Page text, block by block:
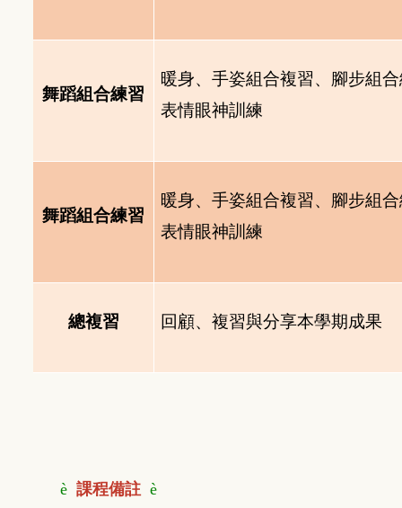
舞蹈組合練習
暖身、手姿組合複習、腳步組
表情眼神訓練
舞蹈組合練習
暖身、手姿組合複習、腳步組
表情眼神訓練
總複習 回顧、複習與分享本學期成果
è 課程備註 è